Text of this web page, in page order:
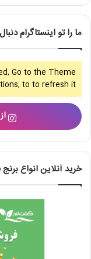
ما را تو اینستاگرام
Go to the Theme
to to refresh it.
خرید آنلاین انواع برنج